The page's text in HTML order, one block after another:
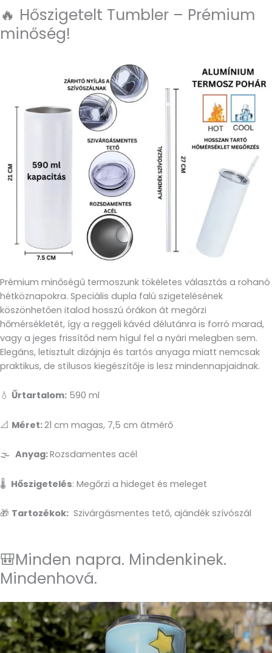
🔥 Hőszigetelt Tumbler – Prémium
minőség!
Prémium minőségű termoszunk tökéletes választás a rohanó
hétköznapokra. Speciális dupla falú szigetelésének
köszönhetően italod hosszú órákon át megőrzi
hőmérsékletét, így a reggeli kávéd délutánra is forró marad,
vagy a jeges frissítőd nem hígul fel a nyári melegben sem.
Elegáns, letisztult dizájnja és tartós anyaga miatt nemcsak
praktikus, de stílusos kiegészítője is lesz mindennapjaidnak.
💧 Űrtartalom: 590 ml
📐 Méret:21 cm magas, 7,5 cm átmérő
🌫️ Anyag:Rozsdamentes acél
🌡️ Hőszigetelés: Megőrzi a hideget és meleget
🎁 Tartozékok: Szivárgásmentes tető, ajándék szívószál
🎒Minden napra. Mindenkinek.
Mindenhová.